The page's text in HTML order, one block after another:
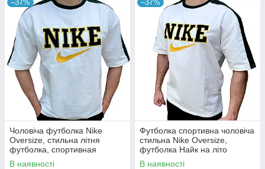
–37%
Чоловіча футболка Nike
Oversize, стильна літня
футболка, спортивная
футболка Найк
В наявності
–37%
Футболка спортивна чоловіча
стильна Nike Oversize,
футболка Найк на літо
В наявності